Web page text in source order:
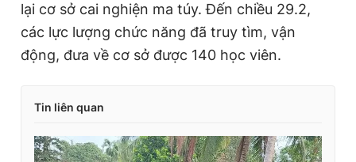
lại cơ sở cai nghiện ma túy. Đến chiều 29.2,
các lực lượng chức năng đã truy tìm, vận
động, đưa về cơ sở được 140 học viên.
Tin liên quan